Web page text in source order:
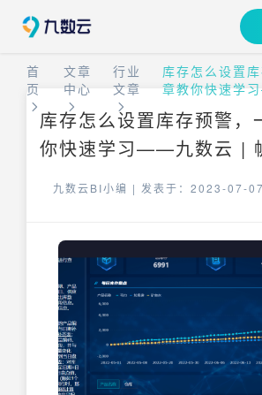
首
页
文章
中心
行业
文章
库存怎么设置
章教你快速学
库存怎么设置库存预警，
你快速学习——九数云 |
九数云BI小编 | 发表于：2023-07-